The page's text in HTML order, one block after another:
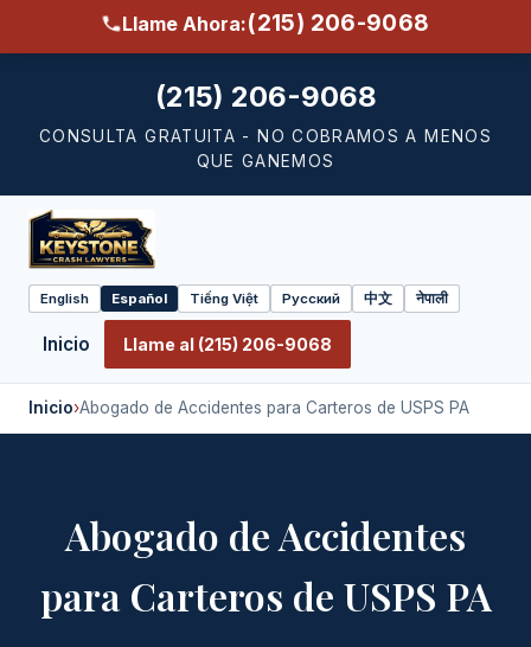
Llame Ahora:(215) 206-9068
(215) 206-9068
CONSULTA GRATUITA - NO COBRAMOS A MENOS
QUE GANEMOS
Select
language
English Español Tiếng Việt Русский 中文 नेपाली
Inicio Llame al (215) 206-9068
Inicio›Abogado de Accidentes para Carteros de USPS PA
Abogado de Accidentes
para Carteros de USPS PA